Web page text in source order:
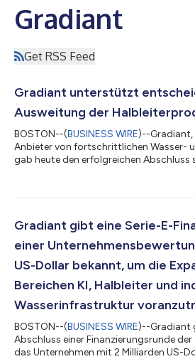
Gradiant
Get RSS Feed
Gradiant unterstützt
Ausweitung der
BOSTON--(BUSINESS WIRE)--Gradiant,
Anbieter von fortschrittlichen Wasser-
gab heute den erfolgreichen Abschluss
herzustellen, die in einer zunehmend
Euro investiert wurden, ist eines der
Gradiant gibt eine Serie-E-
einer
US-Dollar bekannt, um die
Bereichen KI, Halbleiter und
Wasserinfrastruktur
BOSTON--(BUSINESS WIRE)--Gradiant
Abschluss einer Finanzierungsrunde der
das Unternehmen mit 2 Milliarden US-